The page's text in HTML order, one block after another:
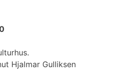
Hjalmar Gulliksen